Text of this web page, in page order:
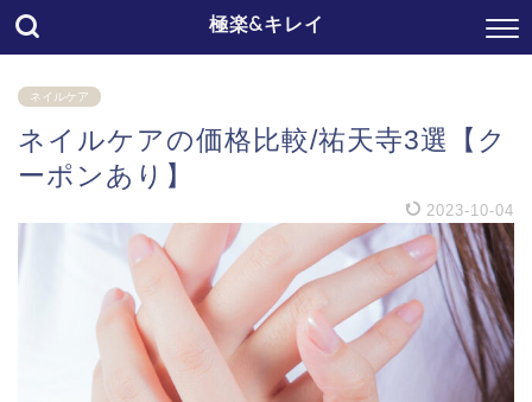
極楽&キレイ
ネイルケア
ネイルケアの価格比較/祐天寺3選【ク
ーポンあり】
2023-10-04